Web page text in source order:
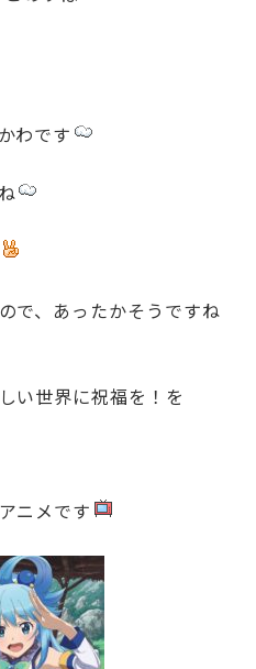
わです
で、あったかそうですね
い世界に祝福を！を
ニメです